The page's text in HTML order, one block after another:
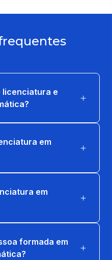
E AVALIACAO
licenciatura e
em
em
formada em